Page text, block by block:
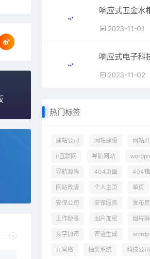
2023-11-01
2023-11-02
热门标签
建站公司 网站建设 网站
it互联网 导航网站
导航源码 404页面 404
网站改版 个人主页 单页
安保公司 安保服务 发布页
工作便签 图片加密 图片
文字加密 密语生成
九宫格 抽奖系统 科技公司